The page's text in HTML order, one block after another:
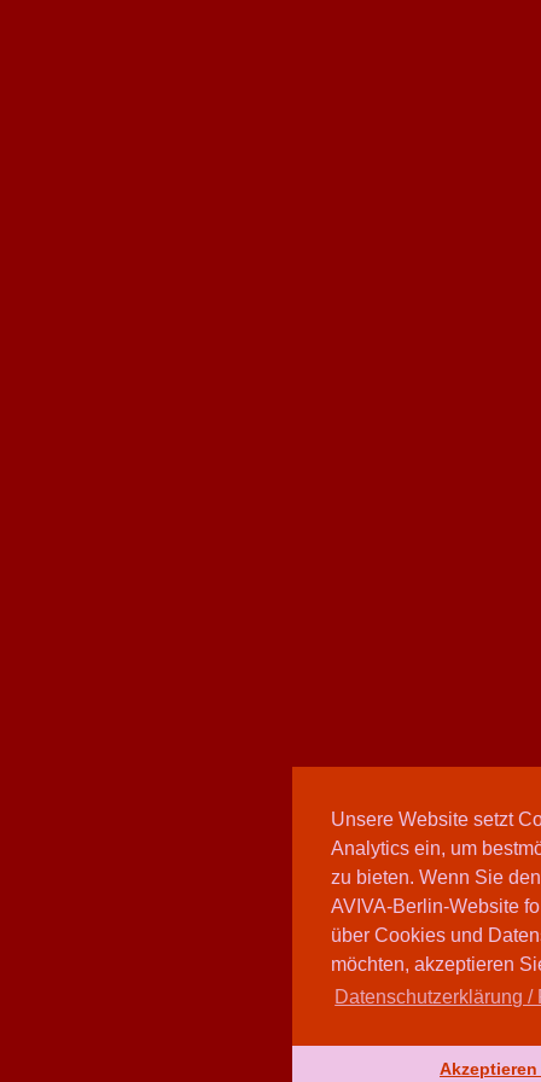
Unsere Website setzt
Analytics ein, um
zu bieten. Wenn Sie
AVIVA-Berlin-Website
über Cookies und
möchten, akzeptieren
Datenschutzerklärung /